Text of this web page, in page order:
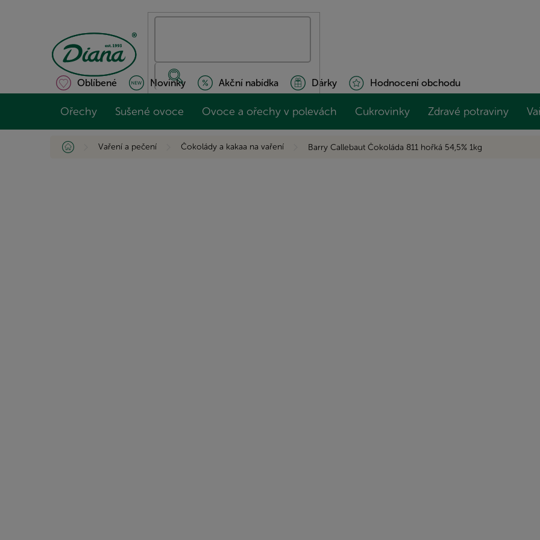
Oblíbené Novinky Akční nabídka Dárky Hodnocení obchodu
Ořechy Sušené ovoce Ovoce a ořechy v polevách Cukrovinky Zdravé potraviny
Domů Vaření a pečení Čokolády a kakaa na vaření Barry Callebaut Čokoláda 811 hořká 54,5% 1kg